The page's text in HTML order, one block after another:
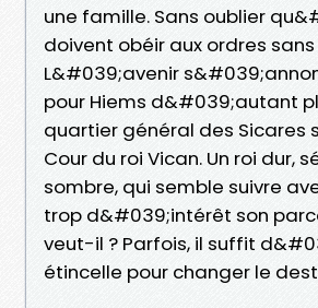
une famille. Sans oublier
doivent obéir aux ordres
L&#039;avenir
pour Hiems d&#039;autant
quartier général des Sicares
Cour du roi Vican. Un roi dur,
sombre, qui semble suivre
trop d&#039;intérêt son
veut-il ? Parfois, il suffit
étincelle pour changer le